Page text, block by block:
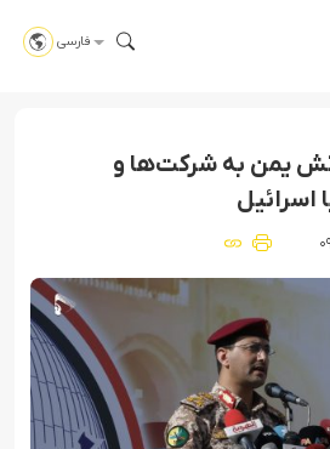
فارسی
یمن به شرکت‌ها و